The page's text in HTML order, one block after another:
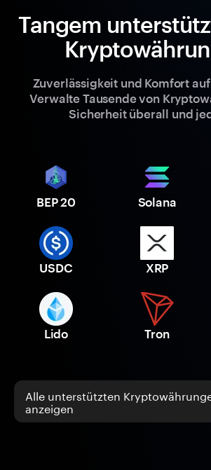
Tangem
Zuverlässigkeit und Komfort
Verwalte Tausende von
Sicherheit überall und
BEP 20 Solana
USDC XRP
Lido Tron
Alle unterstützten
anzeigen